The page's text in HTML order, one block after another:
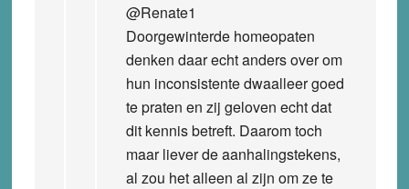
@Renate1
Doorgewinterde homeopaten
denken daar echt anders over om
hun inconsistente dwaalleer goed
te praten en zij geloven echt dat
dit kennis betreft. Daarom toch
maar liever de aanhalingstekens,
al zou het alleen al zijn om ze te